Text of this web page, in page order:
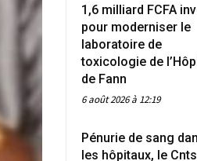
1,6 milliard FCFA
pour moderniser le
laboratoire de
toxicologie de
de Fann
6 août 2026 à 12:19
Pénurie de sang
les hôpitaux, le Cnts